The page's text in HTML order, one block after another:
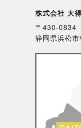
株式会社 大得
〒430-0834
静岡県浜松